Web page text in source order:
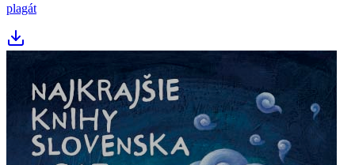
plagát